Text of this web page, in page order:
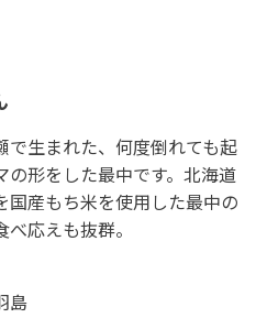
で生まれた、何度倒れても起
の形をした最中です。北海道
国産もち米を使用した最中の
応えも抜群。
島